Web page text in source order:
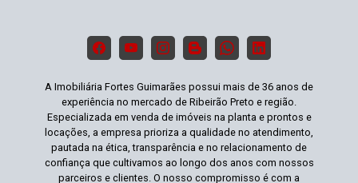
A Imobiliária Fortes Guimarães possui mais de 36 anos de
experiência no mercado de Ribeirão Preto e região.
Especializada em venda de imóveis na planta e prontos e
locações, a empresa prioriza a qualidade no atendimento,
pautada na ética, transparência e no relacionamento de
confiança que cultivamos ao longo dos anos com nossos
parceiros e clientes. O nosso compromisso é com a